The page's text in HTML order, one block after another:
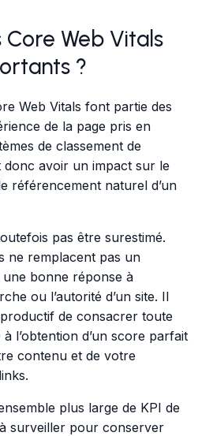
Core Web Vitals
?
Web Vitals font partie des
de la page pris en
de classement de
donc avoir un impact sur le
référencement naturel d’un
pas être surestimé.
ne remplacent pas un
bonne réponse à
ou l’autorité d’un site. Il
de consacrer toute
l’obtention d’un score parfait
contenu et de votre
plus large de KPI de
surveiller pour conserver